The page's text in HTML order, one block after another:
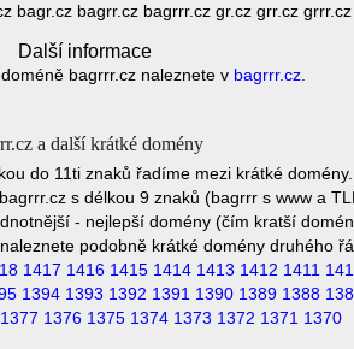
bagr.cz bagrr.cz bagrrr.cz gr.cz grr.cz
Další informace
bagrrr.cz naleznete v bagrrr.cz
a další krátké domény
do 11ti znaků řadíme mezi krátké domény.
s délkou 9 znaků (bagrrr s www a
- nejlepší domény (čím kratší
podobně krátké domény druhého
1417 1416 1415 1414 1413 1412 1411
1394 1393 1392 1391 1390 1389 1388
1377 1376 1375 1374 1373 1372 1371 1370